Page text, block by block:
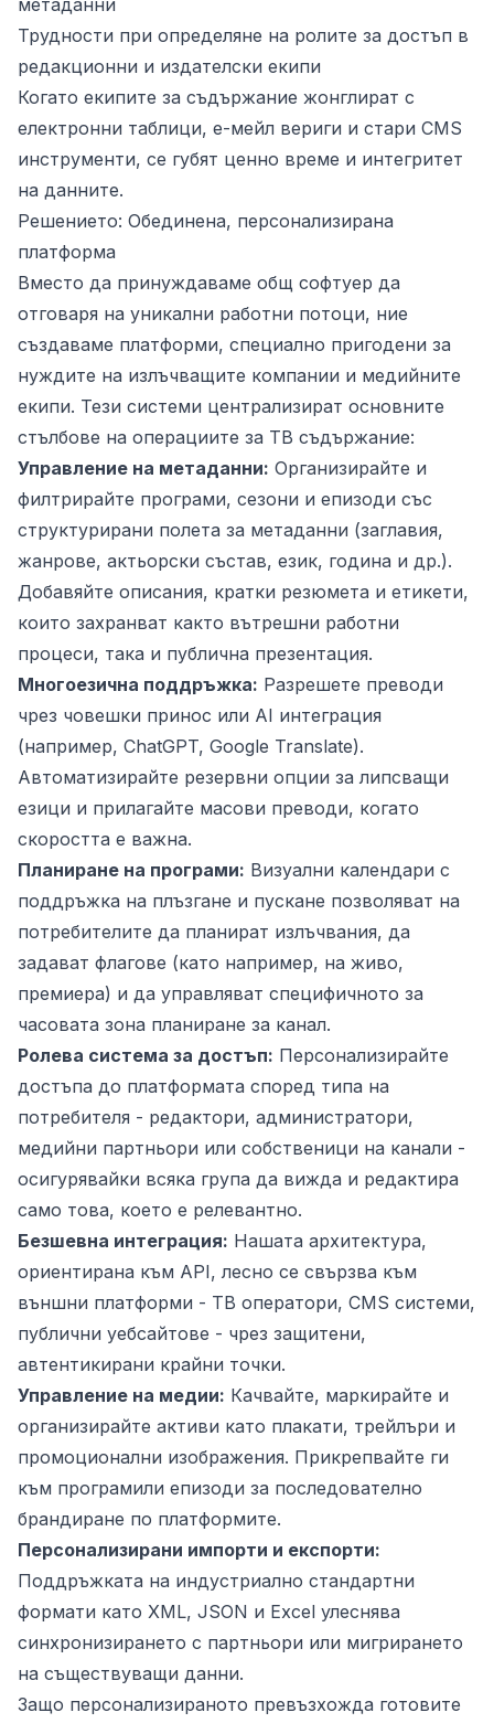
метаданни
Трудности при определяне на ролите за достъп в
редакционни и издателски екипи
Когато екипите за съдържание жонглират с
електронни таблици, е-мейл вериги и стари CMS
инструменти, се губят ценно време и интегритет
на данните.
Решението: Обединена, персонализирана
платформа
Вместо да принуждаваме общ софтуер да
отговаря на уникални работни потоци, ние
създаваме платформи, специално пригодени за
нуждите на излъчващите компании и медийните
екипи. Тези системи централизират основните
стълбове на операциите за ТВ съдържание:
Управление на метаданни: Организирайте и
филтрирайте програми, сезони и епизоди със
структурирани полета за метаданни (заглавия,
жанрове, актьорски състав, език, година и др.).
Добавяйте описания, кратки резюмета и етикети,
които захранват както вътрешни работни
процеси, така и публична презентация.
Многоезична поддръжка: Разрешете преводи
чрез човешки принос или AI интеграция
(например, ChatGPT, Google Translate).
Автоматизирайте резервни опции за липсващи
езици и прилагайте масови преводи, когато
скоростта е важна.
Планиране на програми: Визуални календари с
поддръжка на плъзгане и пускане позволяват на
потребителите да планират излъчвания, да
задават флагове (като например, на живо,
премиера) и да управляват специфичното за
часовата зона планиране за канал.
Ролева система за достъп: Персонализирайте
достъпа до платформата според типа на
потребителя - редактори, администратори,
медийни партньори или собственици на канали -
осигурявайки всяка група да вижда и редактира
само това, което е релевантно.
Безшевна интеграция: Нашата архитектура,
ориентирана към API, лесно се свързва към
външни платформи - ТВ оператори, CMS системи,
публични уебсайтове - чрез защитени,
автентикирани крайни точки.
Управление на медии: Качвайте, маркирайте и
организирайте активи като плакати, трейлъри и
промоционални изображения. Прикрепвайте ги
към програмили епизоди за последователно
брандиране по платформите.
Персонализирани импорти и експорти:
Поддръжката на индустриално стандартни
формати като XML, JSON и Excel улеснява
синхронизирането с партньори или мигрирането
на съществуващи данни.
Защо персонализираното превъзхожда готовите